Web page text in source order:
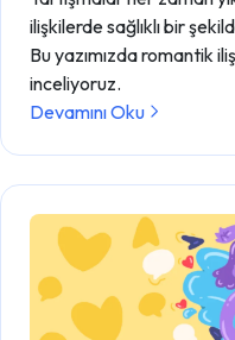
ilişkilerde sağlıklı bir
Bu yazımızda romantik
inceliyoruz.
Devamını Oku